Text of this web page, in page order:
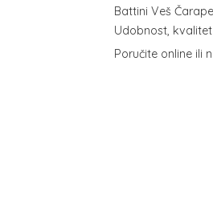
Battini Veš
Udobnost,
Poručite online ili